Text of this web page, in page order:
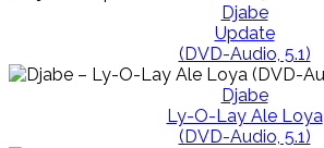
Djabe
Update
(DVD-Audio, 5.1)
Djabe
Ly-O-Lay Ale Loya
(DVD-Audio, 5.1)